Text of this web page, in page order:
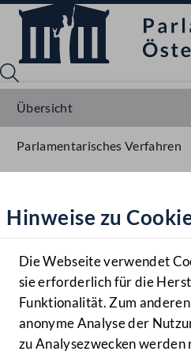
Hilfe
Benutzer
Navigationsmenü
MENÜ
Hinweise zu
Die Webseite verwendet
sie erforderlich für die
Funktionalität. Zum
anonyme Analyse der
zu Analysezwecken werden
Übersicht
Parlamentarisches Verfahren
Ausschussberatungen NR